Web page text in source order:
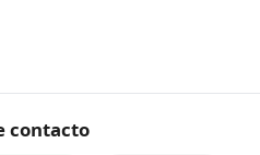
contacto